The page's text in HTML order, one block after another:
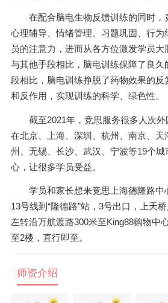
在配合脑电生物反馈训练的同时，
心理辅导、情绪管理、习题巩固、行
员的注意力，进而从各方位激发学员大
与其他手段相比，脑电训练保障了良
段相比，脑电训练挣脱了药物效果的反
和反作用，实现训练的科学、绿色性。
截至2021年，竞思服务很多人次外
在北京、上海、深圳、杭州、南京、天
州、无锡、长沙、武汉、宁波等19个城
心，让很多学员受益。
学员和家长想来竞思上海德隆路中
13号线到“隆德路”站，3号出口，上天
左转沿万航渡路300米至King88购物中
至2楼，直行即至。
师资介绍